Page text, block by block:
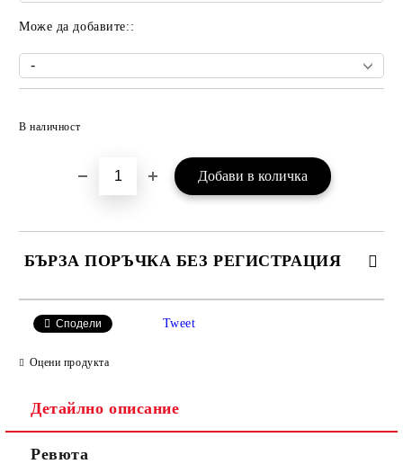
Може да добавите::
В наличност
БЪРЗА ПОРЪЧКА БЕЗ РЕГИСТРАЦИЯ
Сподели Tweet
Оцени продукта
Детайлно описание
Ревюта